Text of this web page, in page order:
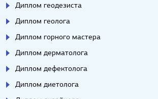
Диплом геодезиста
Диплом геолога
Диплом горного мастера
Диплом дерматолога
Диплом дефектолога
Диплом диетолога